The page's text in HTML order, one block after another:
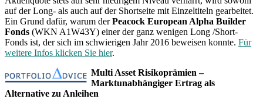
auf der Long- als auch auf der Shortseite mit Einzeltiteln gearbeitet.
Ein Grund dafür, warum derPeacock European Alpha Builder
Fonds (WKN A1W43Y) einer der ganz wenigen Long /Short-
Fonds ist, der sich im schwierigen Jahr 2016 beweisen konnte. Für
weitere Infos klicken Sie hier.
Multi Asset Risikoprämien –
Marktunabhängiger Ertrag als
Alternative zu Anleihen